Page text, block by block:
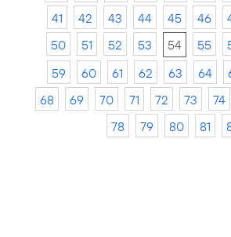
41
42 43 44 45 46
50
51 52 53 54 55
59
60 61 62 63 64
68
69 70 71 72 73 74
78
79 80 81